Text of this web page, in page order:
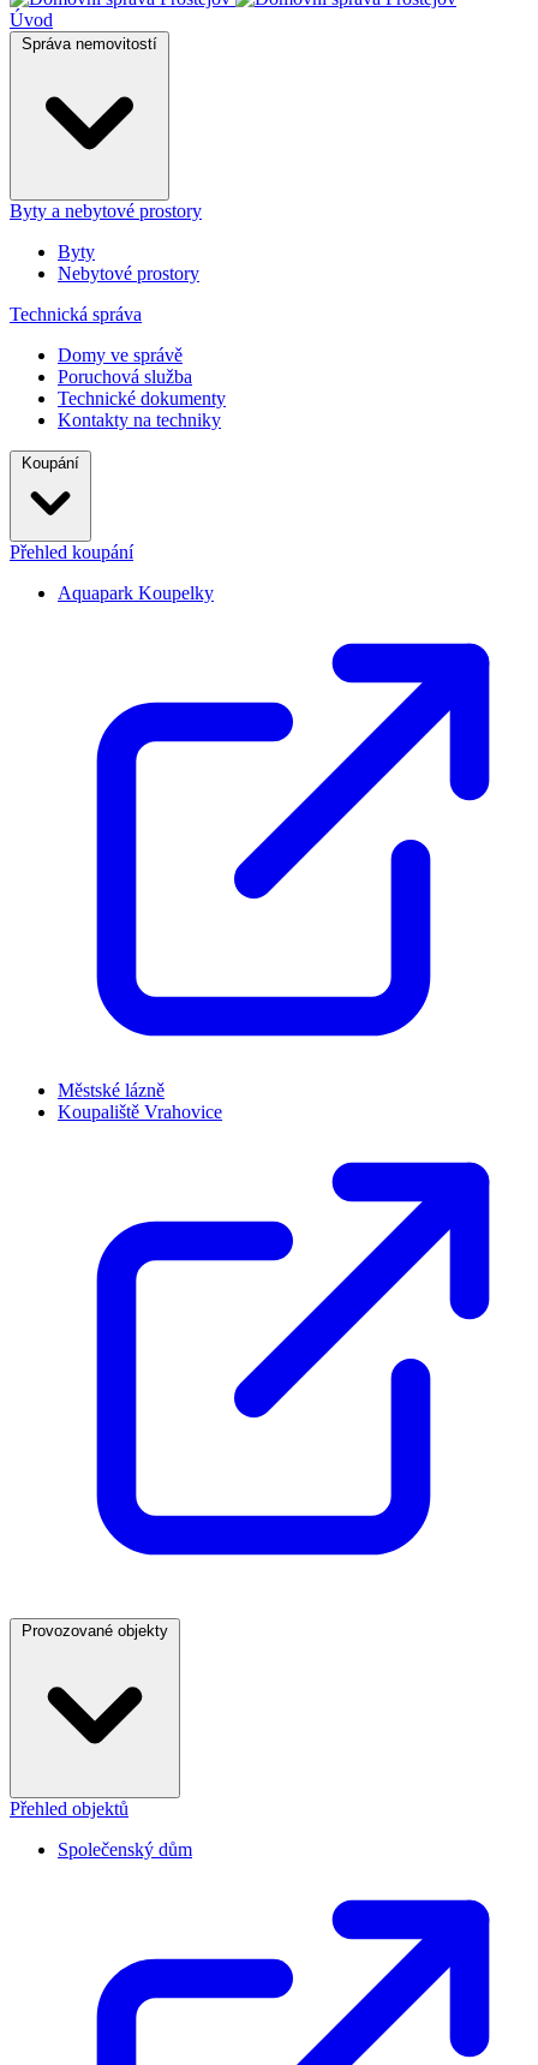
Úvod
Správa nemovitostí
Byty a nebytové prostory
Byty
Nebytové prostory
Technická správa
Domy ve správě
Poruchová služba
Technické dokumenty
Kontakty na techniky
Koupání
Přehled koupání
Aquapark Koupelky
Městské lázně
Koupaliště Vrahovice
Provozované objekty
Přehled objektů
Společenský dům